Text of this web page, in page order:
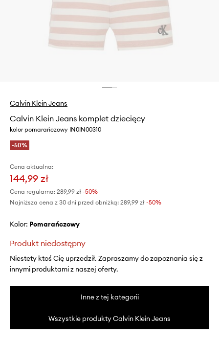
Calvin Klein Jeans
Calvin Klein Jeans komplet dziecięcy
kolor pomarańczowy IN0IN00310
-50%
Cena aktualna:
144,99 zł
Cena regularna: 289,99 zł -50%
Najniższa cena z 30 dni przed obniżką: 289,99 zł -50%
Kolor: pomarańczowy
Produkt niedostępny
Niestety ktoś Cię uprzedził. Zapraszamy do zapoznania się z
innymi produktami z naszej oferty.
Inne z tej kategorii
Wszystkie produkty Calvin Klein Jeans